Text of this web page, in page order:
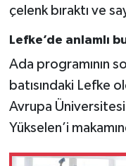
çelenk bıraktı ve
Lefke’de anlamlı
Ada programının
batısındaki Lefke
Avrupa
Yükselen’i